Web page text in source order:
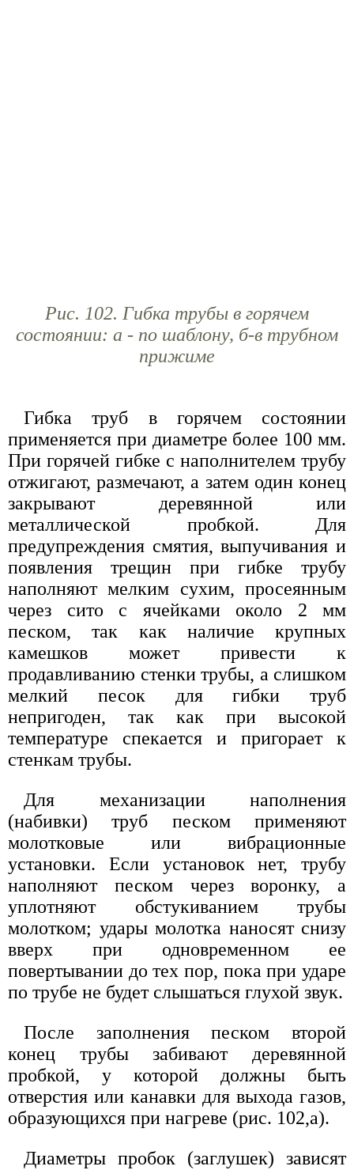
Рис. 102. Гибка трубы в горячем
состоянии: а - по шаблону, б-в трубном
прижиме
Гибка труб в горячем состоянии
применяется при диаметре более 100 мм.
При горячей гибке с наполнителем трубу
отжигают, размечают, а затем один конец
закрывают деревянной или
металлической пробкой. Для
предупреждения смятия, выпучивания и
появления трещин при гибке трубу
наполняют мелким сухим, просеянным
через сито с ячейками около 2 мм
песком, так как наличие крупных
камешков может привести к
продавливанию стенки трубы, а слишком
мелкий песок для гибки труб
непригоден, так как при высокой
температуре спекается и пригорает к
стенкам трубы.
Для механизации наполнения
(набивки) труб песком применяют
молотковые или вибрационные
установки. Если установок нет, трубу
наполняют песком через воронку, а
уплотняют обстукиванием трубы
молотком; удары молотка наносят снизу
вверх при одновременном ее
повертывании до тех пор, пока при ударе
по трубе не будет слышаться глухой звук.
После заполнения песком второй
конец трубы забивают деревянной
пробкой, у которой должны быть
отверстия или канавки для выхода газов,
образующихся при нагреве (рис. 102,а).
Диаметры пробок (заглушек) зависят